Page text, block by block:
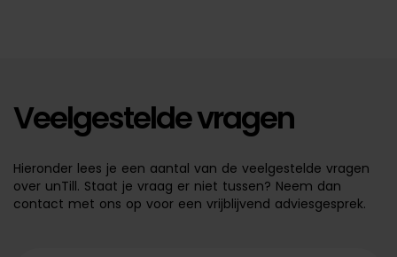
Veelgestelde vragen
Hieronder lees je een aantal van de veelgestelde vragen
over unTill. Staat je vraag er niet tussen? Neem dan
contact met ons op voor een vrijblijvend adviesgesprek.